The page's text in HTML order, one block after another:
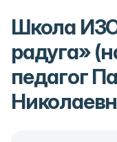
Школа
радуга»
педагог